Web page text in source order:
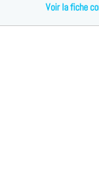
Voir la fiche